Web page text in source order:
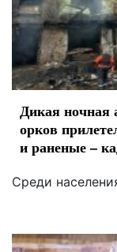
Дикая ночная
орков
и раненые –
Среди